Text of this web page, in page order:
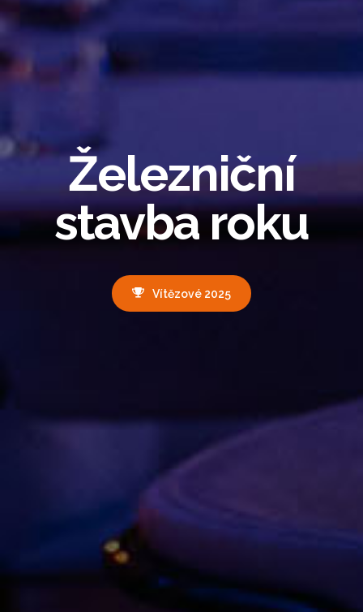
Železniční
stavba roku
Vítězové 2025